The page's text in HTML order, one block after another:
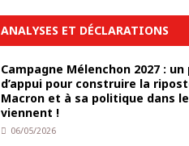
ANALYSES ET DÉCLARATIONS
Campagne Mélenchon 2027 :
d’appui pour construire la
Macron et à sa politique dans
viennent !
06/05/2026